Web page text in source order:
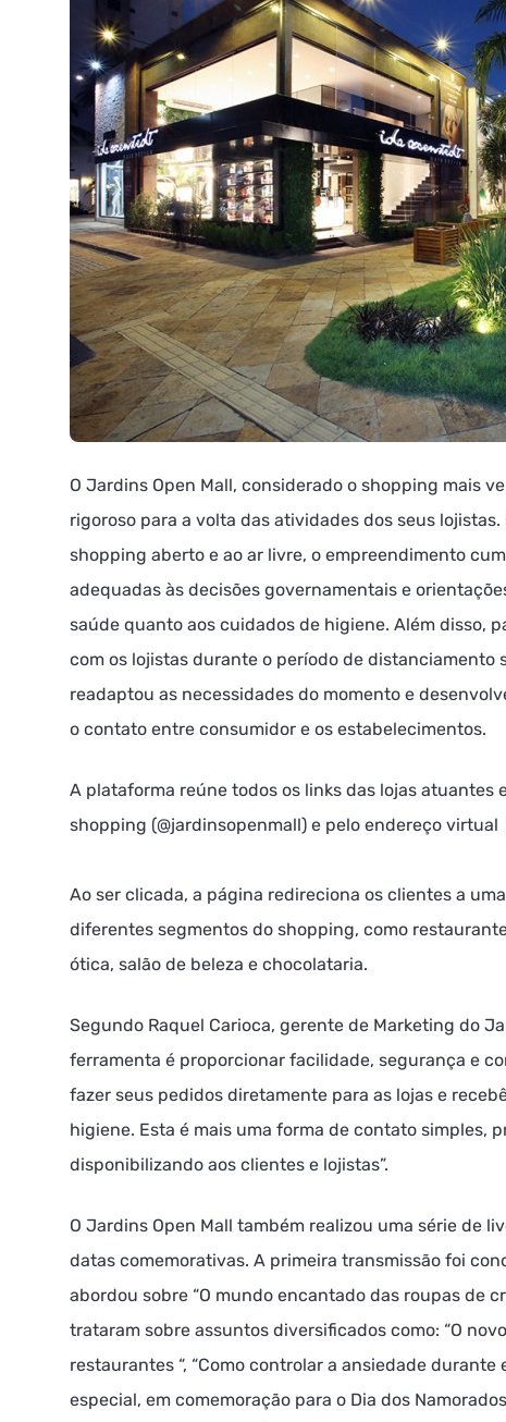
O Jardins Open Mall, considerado o shopping mais
rigoroso para a volta das atividades dos seus
shopping aberto e ao ar livre, o empreendimento
adequadas às decisões governamentais e
saúde quanto aos cuidados de higiene. Além disso,
com os lojistas durante o período de distanciamento
readaptou as necessidades do momento e
o contato entre consumidor e os estabelecimentos.
A plataforma reúne todos os links das lojas atuantes
shopping (@jardinsopenmall) e pelo endereço virtual
Ao ser clicada, a página redireciona os clientes a
diferentes segmentos do shopping, como
ótica, salão de beleza e chocolataria.
Segundo Raquel Carioca, gerente de Marketing do
ferramenta é proporcionar facilidade, segurança e
fazer seus pedidos diretamente para as lojas e
higiene. Esta é mais uma forma de contato simples,
disponibilizando aos clientes e lojistas”.
O Jardins Open Mall também realizou uma série de
datas comemorativas. A primeira transmissão foi
abordou sobre “O mundo encantado das roupas de
trataram sobre assuntos diversificados como: “O
restaurantes “, “Como controlar a ansiedade durante
especial, em comemoração para o Dia dos